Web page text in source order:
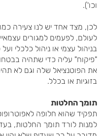
וכו').
לכן, מצד אחד יש לנו צעירה
לעולם, לפעמים למגורים
בניהול עצמי או ניהול כלכלי
"פיקוח" עליה כדי שתהיה
את הפוטנציאל שלה וגם לא
בזוגיות או בכלל.
תומך החלטות
תפקיד שהוא חלופה
למנות לורד תומך החלטות,